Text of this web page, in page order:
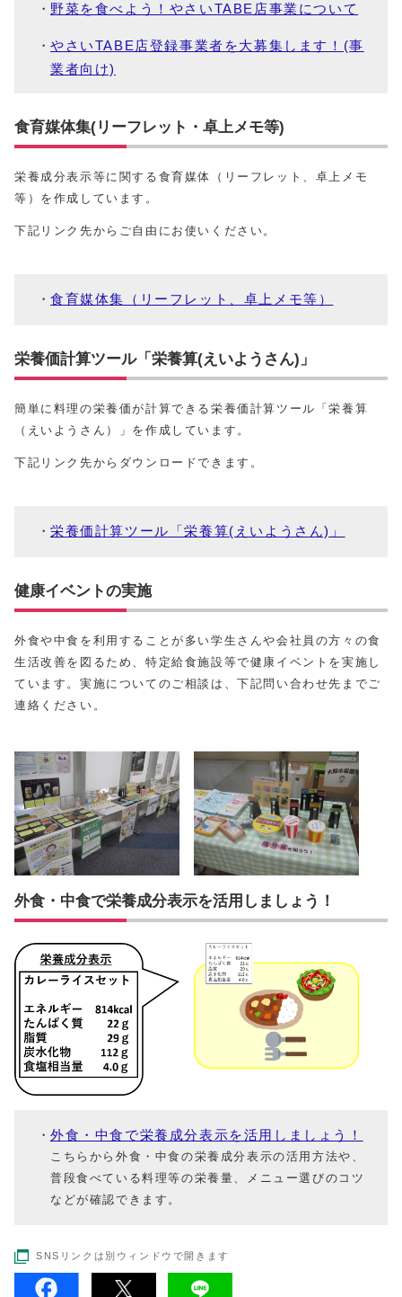
野菜を食べよう！やさいTABE店事業について
やさいTABE店登録事業者を大募集します！(事
業者向け)
食育媒体集(リーフレット・卓上メモ等)
栄養成分表示等に関する食育媒体（リーフレット、卓上メモ
等）を作成しています。
下記リンク先からご自由にお使いください。
食育媒体集（リーフレット、卓上メモ等）
栄養価計算ツール「栄養算(えいようさん)」
簡単に料理の栄養価が計算できる栄養価計算ツール「栄養算
（えいようさん）」を作成しています。
下記リンク先からダウンロードできます。
栄養価計算ツール「栄養算(えいようさん)」
健康イベントの実施
外食や中食を利用することが多い学生さんや会社員の方々の食
生活改善を図るため、特定給食施設等で健康イベントを実施し
ています。実施についてのご相談は、下記問い合わせ先までご
連絡ください。
外食・中食で栄養成分表示を活用しましょう！
外食・中食で栄養成分表示を活用しましょう！
こちらから外食・中食の栄養成分表示の活用方法や、
普段食べている料理等の栄養量、メニュー選びのコツ
などが確認できます。
SNSリンクは別ウィンドウで開きます